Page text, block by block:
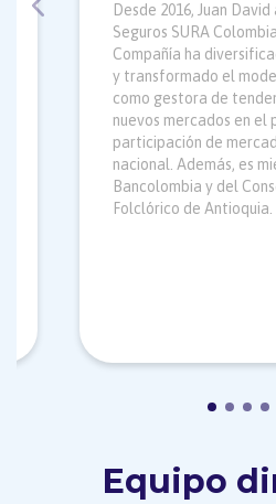
Desde 2016, Juan
Seguros SURA
Compañía ha
y transformado el
como gestora de
nuevos mercados en el
participación de
nacional. Además, es
Bancolombia y del
Folclórico de Antioquia.
Equipo